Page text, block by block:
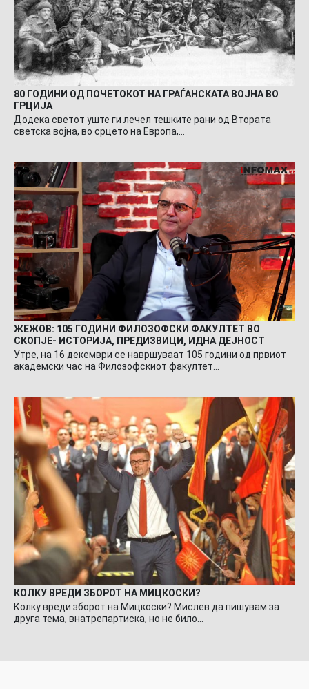
80 ГОДИНИ ОД ПОЧЕТОКОТ НА ГРАЃАНСКАТА ВОЈНА ВО
ГРЦИЈА
Додека светот уште ги лечел тешките рани од Втората
светска војна, во срцето на Европа,…
ЖЕЖОВ: 105 ГОДИНИ ФИЛОЗОФСКИ ФАКУЛТЕТ ВО
СКОПЈЕ- ИСТОРИЈА, ПРЕДИЗВИЦИ, ИДНА ДЕЈНОСТ
Утре, на 16 декември се навршуваат 105 години од првиот
академски час на Филозофскиот факултет…
КОЛКУ ВРЕДИ ЗБОРОТ НА МИЦКОСКИ?
Колку вреди зборот на Мицкоски? Мислев да пишувам за
друга тема, внатрепартиска, но не било…